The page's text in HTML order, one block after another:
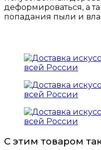
деформироваться, а
попадания пыли и
С этим товаром